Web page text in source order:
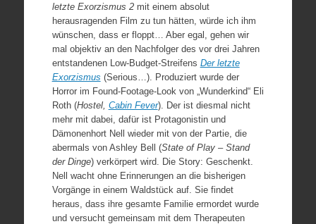
letzte Exorzismus 2mit einem absolut
herausragenden Film zu tun hätten, würde ich ihm
wünschen, dass er floppt… Aber egal, gehen wir
mal objektiv an den Nachfolger des vor drei Jahren
entstandenen Low-Budget-Streifens Der letzte
Exorzismus (Serious…). Produziert wurde der
Horror im Found-Footage-Look von „Wunderkind“ Eli
Roth (Hostel, Cabin Fever). Der ist diesmal nicht
mehr mit dabei, dafür ist Protagonistin und
Dämonenhort Nell wieder mit von der Partie, die
abermals von Ashley Bell (State of Play – Stand
der Dinge) verkörpert wird. Die Story: Geschenkt.
Nell wacht ohne Erinnerungen an die bisherigen
Vorgänge in einem Waldstück auf. Sie findet
heraus, dass ihre gesamte Familie ermordet wurde
und versucht gemeinsam mit dem Therapeuten